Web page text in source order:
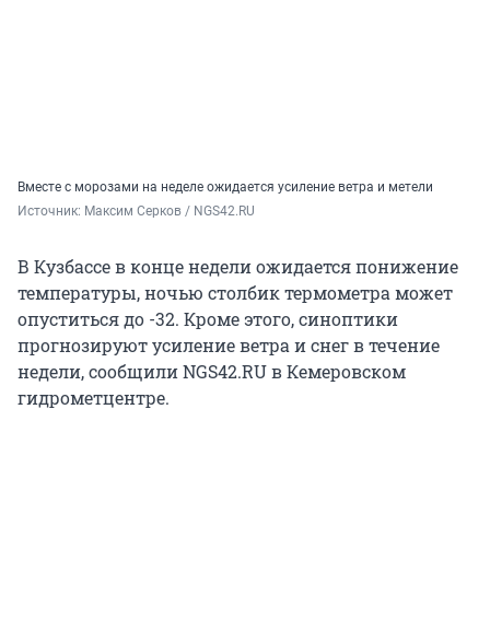
Вместе с морозами на неделе ожидается усиление ветра и метели
Источник: Максим Серков / NGS42.RU
В Кузбассе в конце недели ожидается понижение
температуры, ночью столбик термометра может
опуститься до -32. Кроме этого, синоптики
прогнозируют усиление ветра и снег в течение
недели, сообщили NGS42.RU в Кемеровском
гидрометцентре.